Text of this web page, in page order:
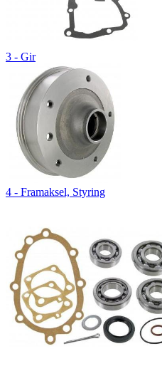
3 - Gir
4 - Framaksel, Styring